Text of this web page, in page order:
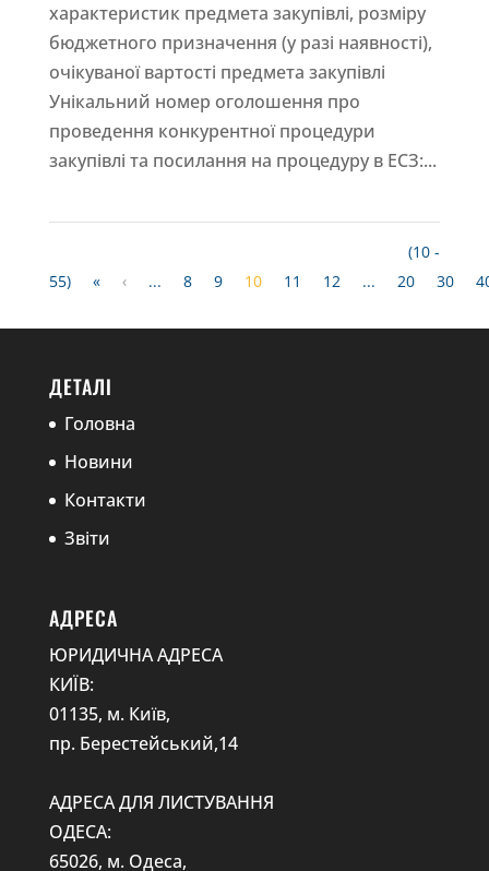
характеристик предмета закупівлі, розміру
бюджетного призначення (у разі наявності),
очікуваної вартості предмета закупівлі
Унікальний номер оголошення про
проведення конкурентної процедури
закупівлі та посилання на процедуру в ЕСЗ:...
(10 -
55)
« ‹ ... 8 9 10 11 12 ... 20 30
ДЕТАЛІ
Головна
Новини
Контакти
Звіти
АДРЕСА
ЮРИДИЧНА АДРЕСА
КИЇВ:
01135, м. Київ,
пр. Берестейський,14
АДРЕСА ДЛЯ ЛИСТУВАННЯ
ОДЕСА:
65026, м. Одеса,